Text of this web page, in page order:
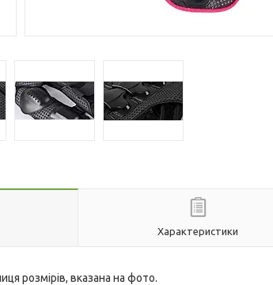
Характеристики
розмірів, вказана на фото.